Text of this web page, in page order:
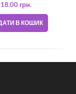
18.00 грн.
В КОШИК